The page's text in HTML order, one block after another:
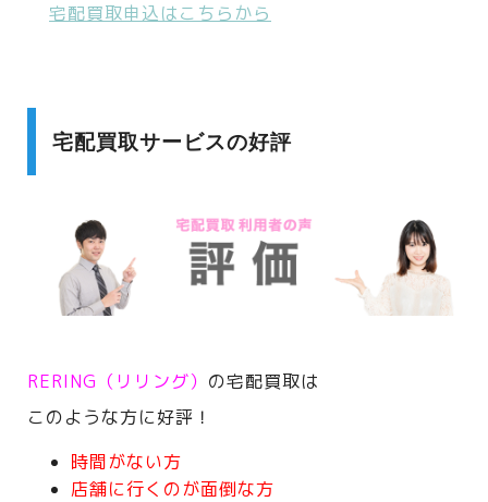
宅配買取申込はこちらから
宅配買取サービスの好評
RERING（リリング） の宅配買取は
このような方に好評！
時間がない方
店舗に行くのが面倒な方